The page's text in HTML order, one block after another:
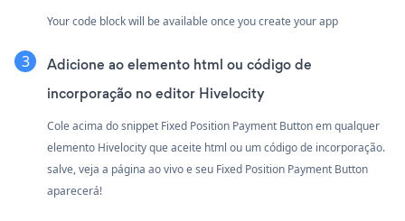
Your code block will be available once you create your app
Adicione ao elemento html ou código de
incorporação no editor Hivelocity
Cole acima do snippet Fixed Position Payment Button em qualquer
elemento Hivelocity que aceite html ou um código de incorporação.
salve, veja a página ao vivo e seu Fixed Position Payment Button
aparecerá!